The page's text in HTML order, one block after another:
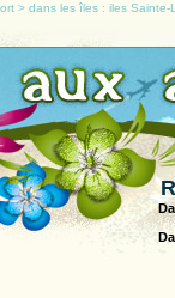
> dans les îles : iles